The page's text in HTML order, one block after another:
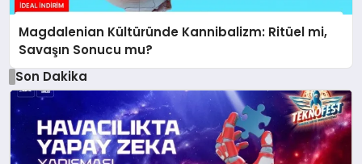
Magdalenian Kültüründe Kannibalizm: Ritüel mi,
Savaşın Sonucu mu?
Son Dakika